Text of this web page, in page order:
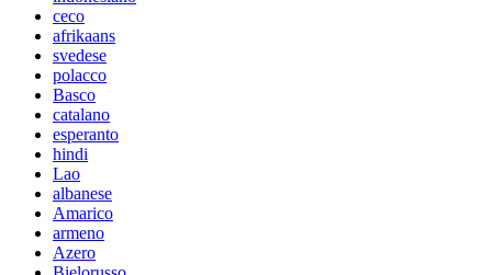
ceco
afrikaans
svedese
polacco
Basco
catalano
esperanto
hindi
Lao
albanese
Amarico
armeno
Azero